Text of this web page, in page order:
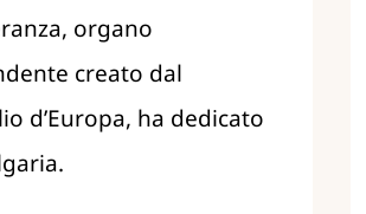
organo
creato dal
d’Europa, ha dedicato